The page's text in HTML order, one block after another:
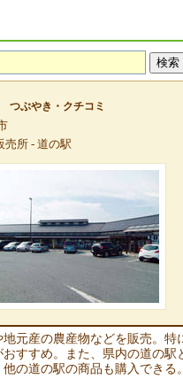
つぶやき・クチコミ
売所 - 道の駅
元産の農産物などを販売。特
すすめ。また、県内の道の駅
の道の駅の商品も購入できる。